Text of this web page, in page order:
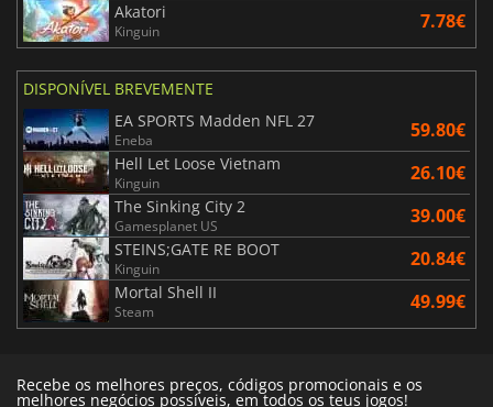
Akatori
Kinguin 7.78€
DISPONÍVEL BREVEMENTE
EA SPORTS Madden NFL 27
Eneba 59.80€
Hell Let Loose Vietnam
Kinguin 26.10€
The Sinking City 2
Gamesplanet US 39.00€
STEINS;GATE RE BOOT
Kinguin 20.84€
Mortal Shell II
Steam 49.99€
Recebe os melhores preços, códigos promocionais e os
melhores negócios possíveis, em todos os teus jogos!